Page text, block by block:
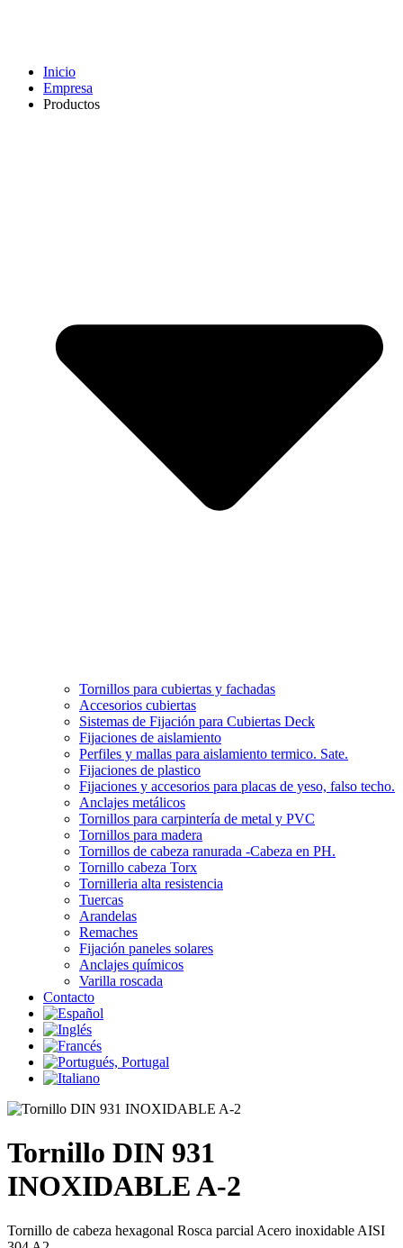
Inicio
Empresa
Productos
Tornillos para cubiertas y fachadas
Accesorios cubiertas
Sistemas de Fijación para Cubiertas Deck
Fijaciones de aislamiento
Perfiles y mallas para aislamiento termico. Sate.
Fijaciones de plastico
Fijaciones y accesorios para placas de yeso, falso techo.
Anclajes metálicos
Tornillos para carpintería de metal y PVC
Tornillos para madera
Tornillos de cabeza ranurada -Cabeza en PH.
Tornillo cabeza Torx
Tornilleria alta resistencia
Tuercas
Arandelas
Remaches
Fijación paneles solares
Anclajes químicos
Varilla roscada
Contacto
Tornillo DIN 931
INOXIDABLE A-2
Tornillo de cabeza hexagonal Rosca parcial Acero inoxidable AISI